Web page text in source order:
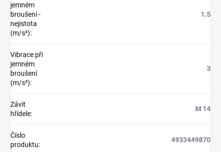
jemném
broušení -
nejistota
(m/s²):
1.5
Vibrace při
jemném
broušení
(m/s²):
3
Závit
hřídele:
M 14
Číslo
produktu:
4933449870